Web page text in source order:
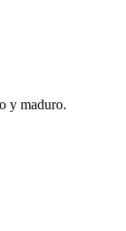
y maduro.